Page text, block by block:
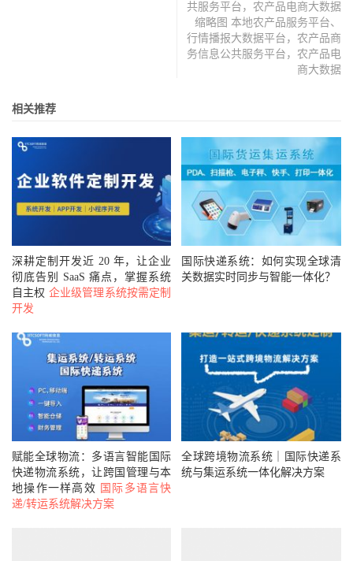
共服务平台，农产品电商大数据
缩略图 本地农产品服务平台、
行情播报大数据平台，农产品商
务信息公共服务平台，农产品电
商大数据
相关推荐
深耕定制开发近 20 年，让企业
彻底告别 SaaS 痛点，掌握系统
自主权 企业级管理系统按需定制
开发
国际快递系统：如何实现全球清
关数据实时同步与智能一体化？
赋能全球物流：多语言智能国际
快递物流系统，让跨国管理与本
地操作一样高效 国际多语言快
递/转运系统解决方案
全球跨境物流系统｜国际快递系
统与集运系统一体化解决方案